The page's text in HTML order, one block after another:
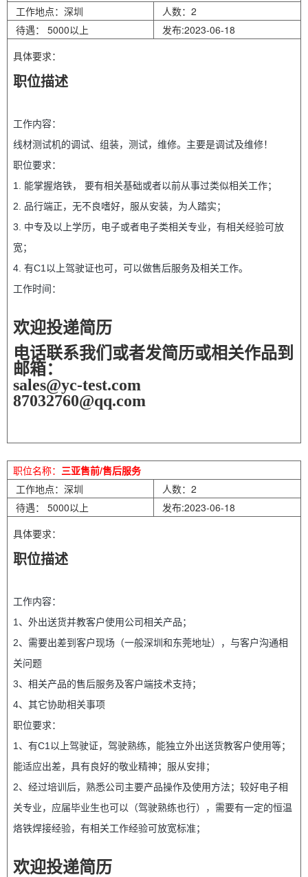
工作地点：深圳
人数：2
待遇： 5000以上
发布:2023-06-18
具体要求：
职位描述
工作内容：
线材测试机的调试、组装，测试，维修。主要是调试及维修！
职位要求：
1. 能掌握烙铁， 要有相关基础或者以前从事过类似相关工作；
2. 品行端正，无不良嗜好，服从安装，为人踏实；
3. 中专及以上学历，电子或者电子类相关专业，有相关经验可放
宽；
4. 有C1以上驾驶证也可，可以做售后服务及相关工作。
工作时间：
欢迎投递简历
电话联系我们或者发简历或相关作品到
邮箱：
sales@yc-test.com
87032760@qq.com
职位名称： 三亚售前/售后服务
工作地点：深圳
人数：2
待遇： 5000以上
发布:2023-06-18
具体要求：
职位描述
工作内容：
1、外出送货并教客户使用公司相关产品；
2、需要出差到客户现场（一般深圳和东莞地址），与客户沟通相
关问题
3、相关产品的售后服务及客户端技术支持；
4、其它协助相关事项
职位要求：
1、有C1以上驾驶证，驾驶熟练，能独立外出送货教客户使用等；
能适应出差，具有良好的敬业精神；服从安排；
2、经过培训后，熟悉公司主要产品操作及使用方法；较好电子相
关专业，应届毕业生也可以（驾驶熟练也行），需要有一定的恒温
烙铁焊接经验，有相关工作经验可放宽标准；
4、学习动手能力强；
欢迎投递简历